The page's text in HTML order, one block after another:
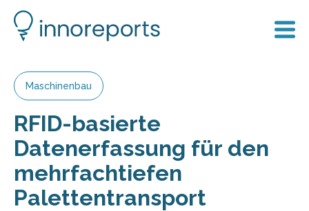
Maschinenbau
RFID-basierte
Datenerfassung für den
mehrfachtiefen
Palettentransport